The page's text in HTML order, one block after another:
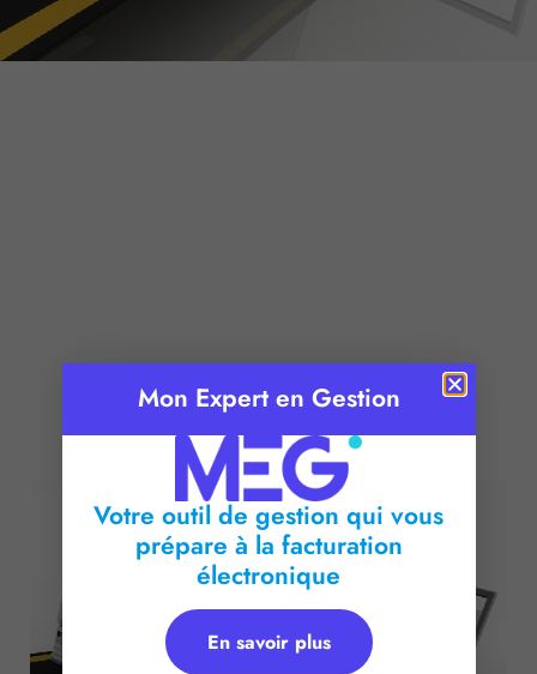
Temps de lecture : 2 minutes
Mon Expert en Gestion
Votre outil de gestion qui vous
prépare à la facturation
électronique
En savoir plus